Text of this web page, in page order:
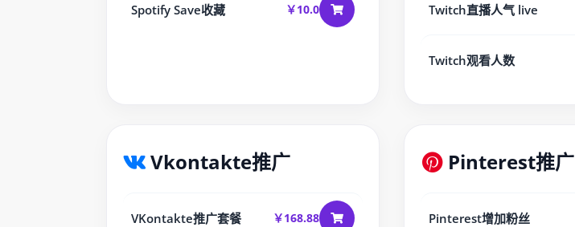
Spotify Save收藏 ￥10.0 Twitch直播人气 live
Twitch观看人数
Vkontakte推广
VKontakte推广套餐 ￥168.88
Pinterest推广
Pinterest增加粉丝